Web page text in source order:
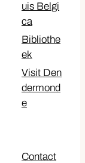
uis Belgi
ca
Bibliothe
ek
Visit Den
dermond
e
Contact